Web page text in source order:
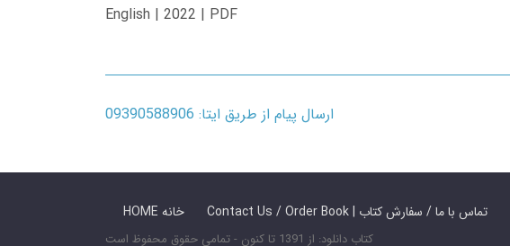
English | 2022 | PDF
ارسال پیام از طریق ایتا: 09390588906
HOME خانه Contact Us / Order Book | تماس با ما / سفارش کتاب
کتاب دانلود: از 1391 تا کنون - تمامی حقوق محفوظ است